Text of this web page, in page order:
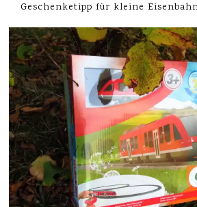
Geschenketipp für kleine